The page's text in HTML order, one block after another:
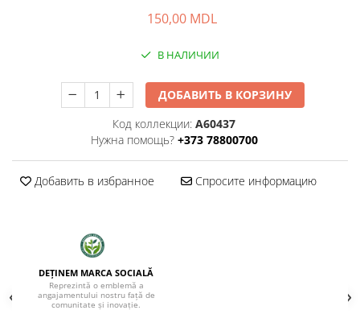
150,00 MDL
В НАЛИЧИИ
ДОБАВИТЬ В КОРЗИНУ
Код коллекции: A60437
Нужна помощь? +373 78800700
Добавить в избранное Спросите информацию
DEȚINEM MARCA SOCIALĂ
Reprezintă o emblemă a
angajamentului nostru față de
comunitate și inovație.